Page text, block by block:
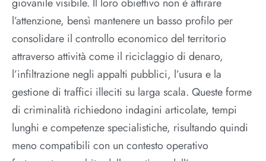
giovanile visibile. Il loro obiettivo non è attirare
l’attenzione, bensì mantenere un basso profilo per
consolidare il controllo economico del territorio
attraverso attività come il riciclaggio di denaro,
l’infiltrazione negli appalti pubblici, l’usura e la
gestione di traffici illeciti su larga scala. Queste forme
di criminalità richiedono indagini articolate, tempi
lunghi e competenze specialistiche, risultando quindi
meno compatibili con un contesto operativo